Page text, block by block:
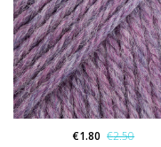
€1.80 €2.50